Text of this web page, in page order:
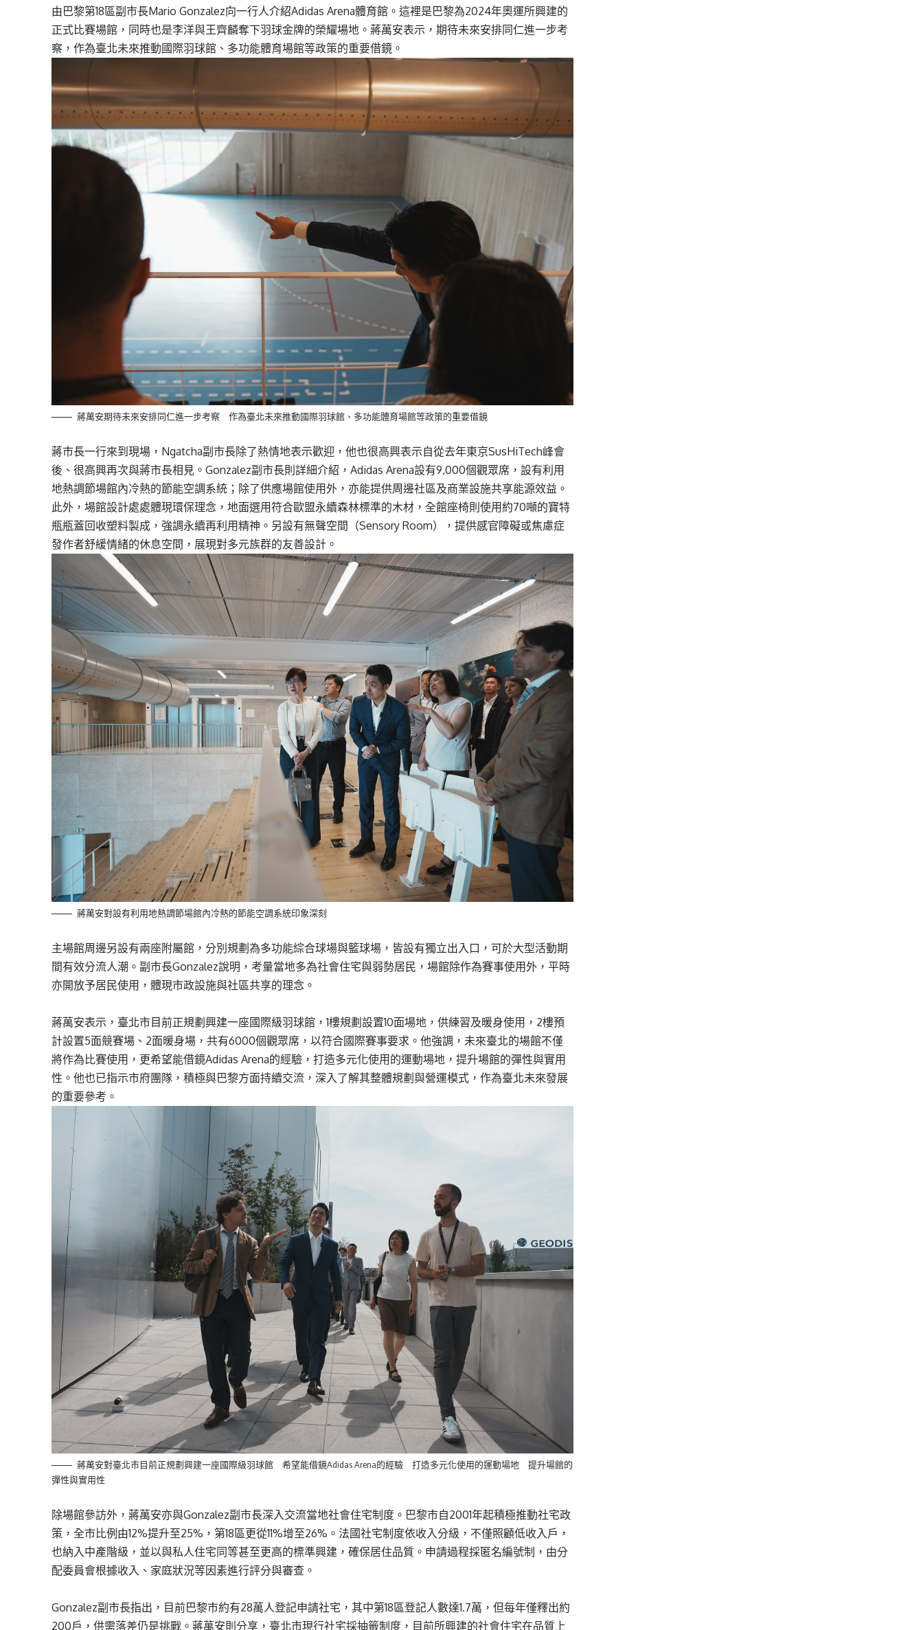
由巴黎第18區副市長Mario Gonzalez向一行人介紹Adidas Arena體育館。這裡是巴黎為2024年奧運所興建的
正式比賽場館，同時也是李洋與王齊麟奪下羽球金牌的榮耀場地。蔣萬安表示，期待未來安排同仁進一步考
察，作為臺北未來推動國際羽球館、多功能體育場館等政策的重要借鏡。
蔣萬安期待未來安排同仁進一步考察 作為臺北未來推動國際羽球館、多功能體育場館等政策的重要借鏡
蔣市長一行來到現場，Ngatcha副市長除了熱情地表示歡迎，他也很高興表示自從去年東京SusHiTech峰會
後、很高興再次與蔣市長相見。Gonzalez副市長則詳細介紹，Adidas Arena設有9,000個觀眾席，設有利用
地熱調節場館內冷熱的節能空調系統；除了供應場館使用外，亦能提供周邊社區及商業設施共享能源效益。
此外，場館設計處處體現環保理念，地面選用符合歐盟永續森林標準的木材，全館座椅則使用約70噸的寶特
瓶瓶蓋回收塑料製成，強調永續再利用精神。另設有無聲空間（Sensory Room），提供感官障礙或焦慮症
發作者舒緩情緒的休息空間，展現對多元族群的友善設計。
蔣萬安對設有利用地熱調節場館內冷熱的節能空調系統印象深刻
主場館周邊另設有兩座附屬館，分別規劃為多功能綜合球場與籃球場，皆設有獨立出入口，可於大型活動期
間有效分流人潮。副市長Gonzalez說明，考量當地多為社會住宅與弱勢居民，場館除作為賽事使用外，平時
亦開放予居民使用，體現市政設施與社區共享的理念。
蔣萬安表示，臺北市目前正規劃興建一座國際級羽球館，1樓規劃設置10面場地，供練習及暖身使用，2樓預
計設置5面競賽場、2面暖身場，共有6000個觀眾席，以符合國際賽事要求。他強調，未來臺北的場館不僅
將作為比賽使用，更希望能借鏡Adidas Arena的經驗，打造多元化使用的運動場地，提升場館的彈性與實用
性。他也已指示市府團隊，積極與巴黎方面持續交流，深入了解其整體規劃與營運模式，作為臺北未來發展
的重要參考。
蔣萬安對臺北市目前正規劃興建一座國際級羽球館 希望能借鏡Adidas Arena的經驗 打造多元化使用的運動場地 提升場館的
彈性與實用性
除場館參訪外，蔣萬安亦與Gonzalez副市長深入交流當地社會住宅制度。巴黎市自2001年起積極推動社宅政
策，全市比例由12%提升至25%，第18區更從11%增至26%。法國社宅制度依收入分級，不僅照顧低收入戶，
也納入中產階級，並以與私人住宅同等甚至更高的標準興建，確保居住品質。申請過程採匿名編號制，由分
配委員會根據收入、家庭狀況等因素進行評分與審查。
Gonzalez副市長指出，目前巴黎市約有28萬人登記申請社宅，其中第18區登記人數達1.7萬，但每年僅釋出約
200戶，供需落差仍是挑戰。蔣萬安則分享，臺北市現行社宅採抽籤制度，目前所興建的社會住宅在品質上